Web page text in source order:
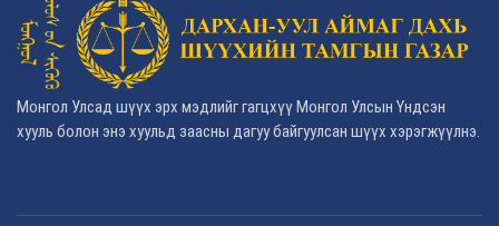
Монгол Улсад шүүх эрх мэдлийг гагцхүү Монгол Улсын Үндсэн
хууль болон энэ хуульд заасны дагуу байгуулсан шүүх хэрэгжүүлнэ.